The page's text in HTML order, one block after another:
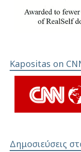
Kapositas on
Δημοσιεύσεις